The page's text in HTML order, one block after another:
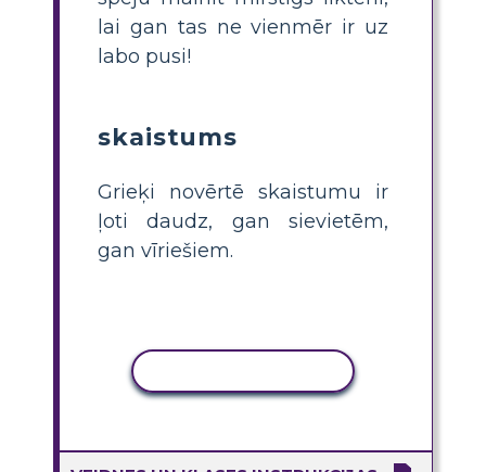
lai gan tas ne vienmēr ir uz
labo pusi!
skaistums
Grieķi novērtē skaistumu ir
ļoti daudz, gan sievietēm,
gan vīriešiem.